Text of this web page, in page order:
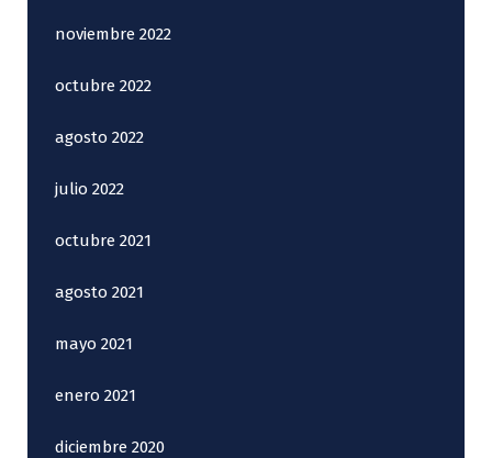
noviembre 2022
octubre 2022
agosto 2022
julio 2022
octubre 2021
agosto 2021
mayo 2021
enero 2021
diciembre 2020